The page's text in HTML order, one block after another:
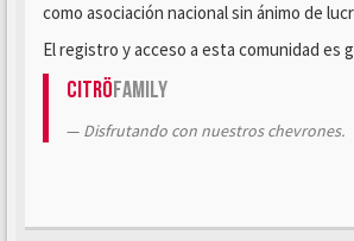
como asociación nacional sin ánimo de
El registro y acceso a esta comunidad es
CitröFamily
Disfrutando con nuestros chevrones.